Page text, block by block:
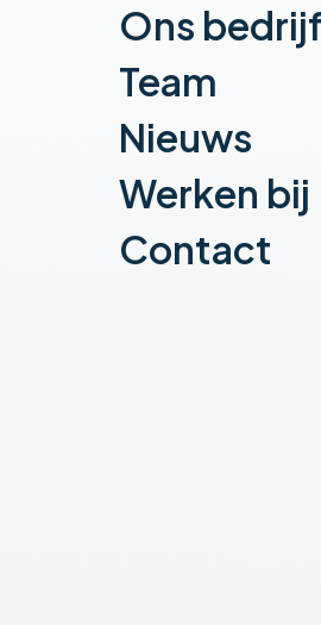
Ons bedrijf
Team
Nieuws
Werken bij
Contact